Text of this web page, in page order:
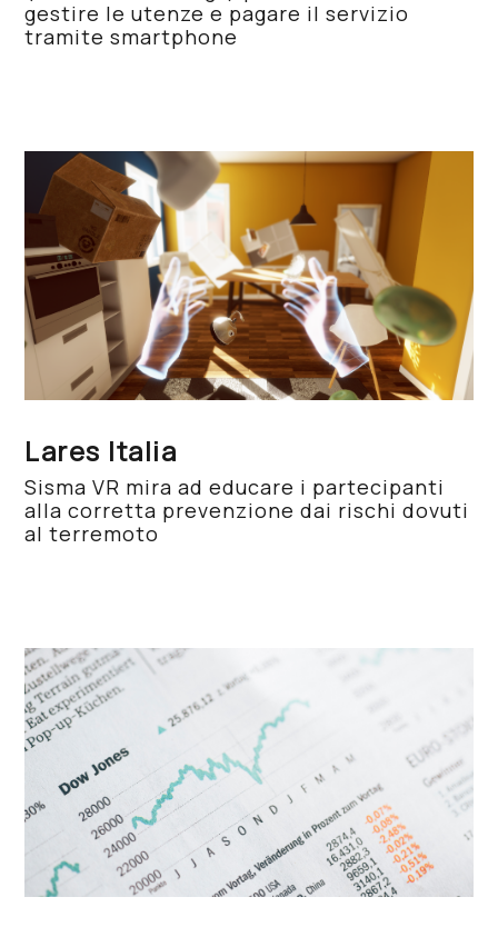
gestire le utenze e pagare il servizio
tramite smartphone
Lares Italia
Sisma VR mira ad educare i partecipanti
alla corretta prevenzione dai rischi dovuti
al terremoto